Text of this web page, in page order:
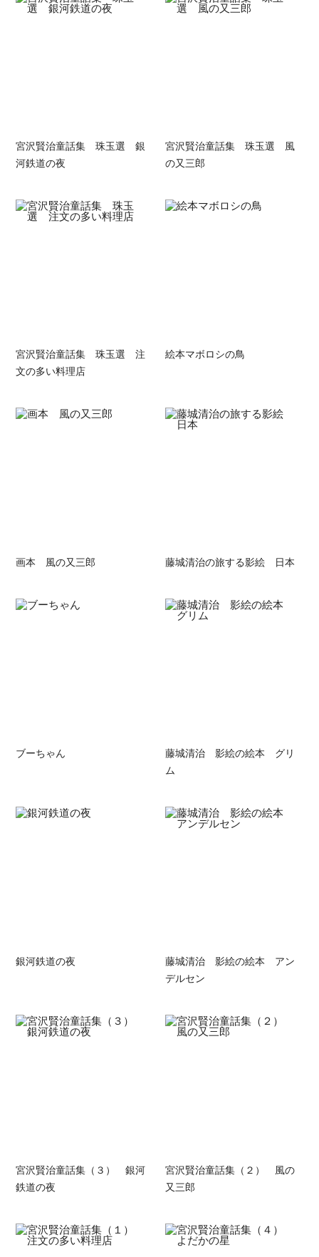
宮沢賢治童話集 珠玉選 銀
河鉄道の夜
宮沢賢治童話集 珠玉選 風
の又三郎
宮沢賢治童話集 珠玉選 注
文の多い料理店
絵本マボロシの鳥
画本 風の又三郎 藤城清治の旅する影絵 日本
ブーちゃん
藤城清治 影絵の絵本 グリ
ム
銀河鉄道の夜
藤城清治 影絵の絵本 アン
デルセン
宮沢賢治童話集（３） 銀河
鉄道の夜
宮沢賢治童話集（２） 風の
又三郎